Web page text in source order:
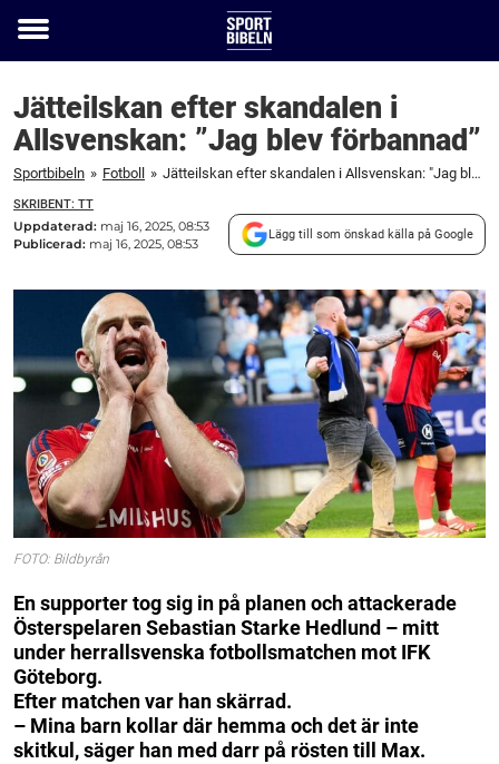
Toggle
Jätteilskan efter skandalen i
Allsvenskan: ”Jag blev förbannad”
Sportbibeln » Fotboll » Jätteilskan efter skandalen i Allsvenskan: "Jag blev förbannad"
SKRIBENT: TT
Uppdaterad: maj 16, 2025, 08:53
Publicerad: maj 16, 2025, 08:53
Lägg till som önskad källa på Google
FOTO: Bildbyrån
En supporter tog sig in på planen och attackerade
Österspelaren Sebastian Starke Hedlund – mitt
under herrallsvenska fotbollsmatchen mot IFK
Göteborg.
Efter matchen var han skärrad.
– Mina barn kollar där hemma och det är inte
skitkul, säger han med darr på rösten till Max.